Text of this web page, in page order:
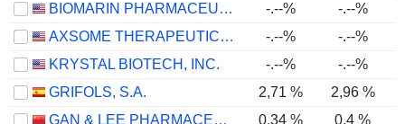
BIOMARIN PHARMACEUTICAL INC.
-.--% -.--%
AXSOME THERAPEUTICS, INC.
-.--% -.--%
KRYSTAL BIOTECH, INC.
-.--% -.--%
GRIFOLS, S.A.
2,71 % 2,96 %
GAN & LEE PHARMACEUTICALS.
0,34 %
0,4 %